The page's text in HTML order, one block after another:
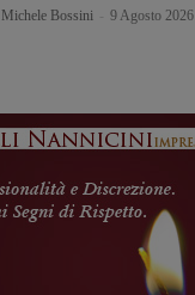
Michele Bossini 9 Agosto 2026